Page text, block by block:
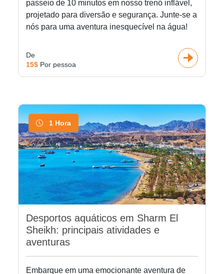
passeio de 10 minutos em nosso trenó inflável,
projetado para diversão e segurança. Junte-se a
nós para uma aventura inesquecível na água!
De
15$ Por pessoa
1 Hora
Desportos aquáticos em Sharm El
Sheikh: principais atividades e
aventuras
Embarque em uma emocionante aventura de